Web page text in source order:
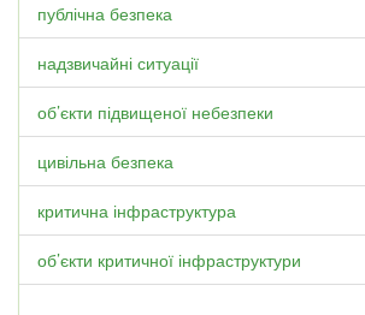
публічна безпека
надзвичайні ситуації
об’єкти підвищеної небезпеки
цивільна безпека
критична інфраструктура
об’єкти критичної інфраструктури